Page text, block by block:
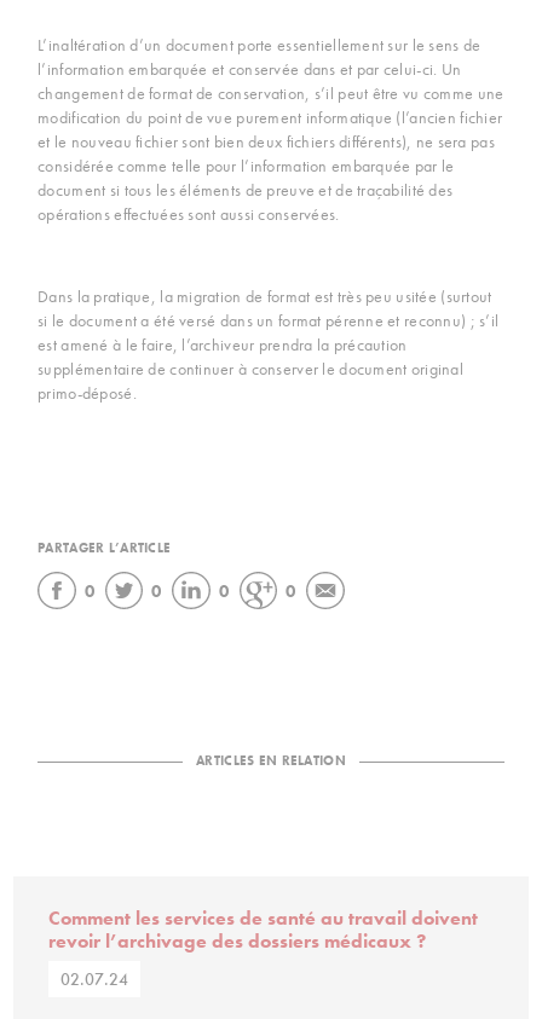
L’inaltération d’un document porte essentiellement sur le sens de
l’information embarquée et conservée dans et par celui-ci. Un
changement de format de conservation, s’il peut être vu comme une
modification du point de vue purement informatique (l’ancien fichier
et le nouveau fichier sont bien deux fichiers différents), ne sera pas
considérée comme telle pour l’information embarquée par le
document si tous les éléments de preuve et de traçabilité des
opérations effectuées sont aussi conservées.
Dans la pratique, la migration de format est très peu usitée (surtout
si le document a été versé dans un format pérenne et reconnu) ; s’il
est amené à le faire, l’archiveur prendra la précaution
supplémentaire de continuer à conserver le document original
primo-déposé.
PARTAGER L’ARTICLE
0 0 0 0
ARTICLES EN RELATION
Comment les services de santé au travail doivent
revoir l’archivage des dossiers médicaux ?
02.07.24